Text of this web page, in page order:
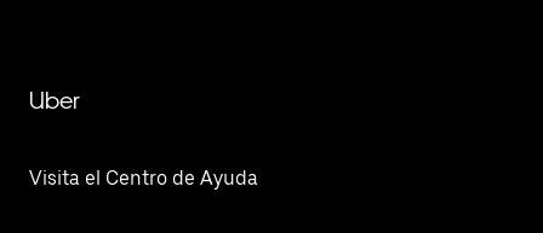
Uber
Visita el Centro de Ayuda